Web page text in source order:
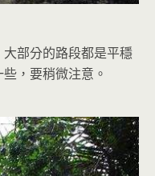
部分的路段都是平穩
，要稍微注意。